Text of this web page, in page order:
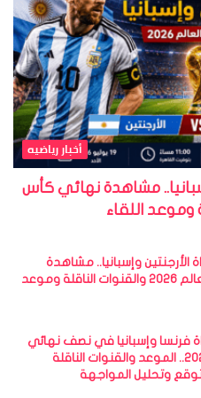
أخبار رياضيه
مشاهدة نهائي كأس
الأرجنتين وإسبانيا.. مشاهدة
نهائي كأس العالم 2026 والقنوات الناقلة وموعد
فرنسا وإسبانيا في نصف نهائي
كأس العالم 2026.. الموعد والقنوات الناقلة
وتحليل المواجهة